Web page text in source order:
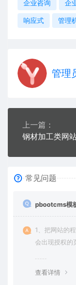
企业咨询 企
响应式 管理
管理
上一篇：
常见问题
pbootcms模
1、把网站的
会出现授权的
查看详情